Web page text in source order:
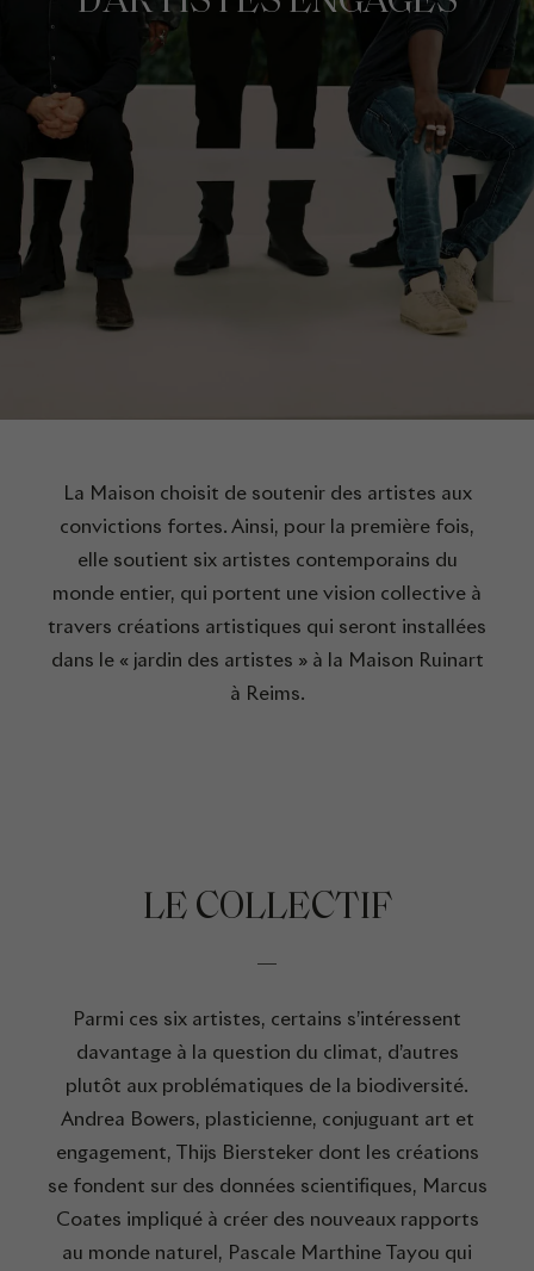
La Maison choisit de soutenir des artistes aux
convictions fortes. Ainsi, pour la première fois,
elle soutient six artistes contemporains du
monde entier, qui portent une vision collective à
travers créations artistiques qui seront installées
dans le « jardin des artistes » à la Maison Ruinart
à Reims.
LE COLLECTIF
Parmi ces six artistes, certains s’intéressent
davantage à la question du climat, d’autres
plutôt aux problématiques de la biodiversité.
Andrea Bowers, plasticienne, conjuguant art et
engagement, Thijs Biersteker dont les créations
se fondent sur des données scientifiques, Marcus
Coates impliqué à créer des nouveaux rapports
au monde naturel, Pascale Marthine Tayou qui